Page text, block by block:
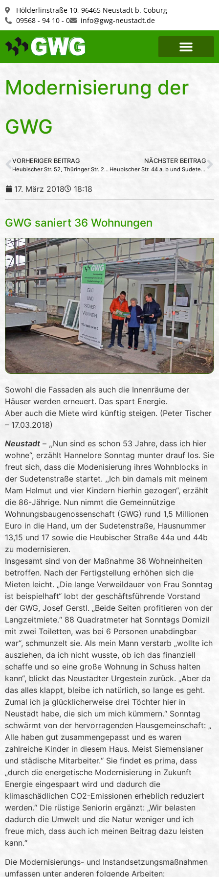
Hölderlinstraße 10, 96465 Neustadt b. Coburg
09568 - 94 10 - 0
info@gwg-neustadt.de
Modernisierung der
GWG
VORHERIGER BEITRAG
Heubischer Str. 52, Thüringer Str. 21,23 und Sudetenstr. 4/6
NÄCHSTER BEITRAG
Heubischer Str. 44 a, b und Sudetenstr. 13,15 und 17
17. März 2018 18:18
GWG saniert 36 Wohnungen
Sowohl die Fassaden als auch die Innenräume der
Häuser werden erneuert. Das spart Energie.
Aber auch die Miete wird künftig steigen. (Peter Tischer
– 17.03.2018)
Neustadt – ,,Nun sind es schon 53 Jahre, dass ich hier
wohne“, erzählt Hannelore Sonntag munter drauf los. Sie
freut sich, dass die Modenisierung ihres Wohnblocks in
der Sudetenstraße startet. ,,Ich bin damals mit meinem
Mam Helmut und vier Kindern hierhin gezogen“, erzählt
die 86-Jährige. Nun nimmt die Gemeinnützige
Wohnungsbaugenossenschaft (GWG) rund 1,5 Millionen
Euro in die Hand, um der Sudetenstraße, Hausnummer
13,15 und 17 sowie die Heubischer Straße 44a und 44b
zu modernisieren.
Insgesamt sind von der Maßnahme 36 Wohneinheiten
betroffen. Nach der Fertigstellung erhöhen sich die
Mieten leicht. „Die lange Verweildauer von Frau Sonntag
ist beispielhaft“ lobt der geschäftsführende Vorstand
der GWG, Josef Gerstl. „Beide Seiten profitieren von der
Langzeitmiete.“ 88 Quadratmeter hat Sonntags Domizil
mit zwei Toiletten, was bei 6 Personen unabdingbar
war“, schmunzelt sie. Als mein Mann verstarb „wollte ich
ausziehen, da ich nicht wusste, ob ich das finanziell
schaffe und so eine große Wohnung in Schuss halten
kann“, blickt das Neustadter Urgestein zurück. „Aber da
das alles klappt, bleibe ich natürlich, so lange es geht.
Zumal ich ja glücklicherweise drei Töchter hier in
Neustadt habe, die sich um mich kümmern.“ Sonntag
schwärmt von der hervorragenden Hausgemeinschaft: „
Alle haben gut zusammengepasst und es waren
zahlreiche Kinder in diesem Haus. Meist Siemensianer
und städische Mitarbeiter.“ Sie findet es prima, dass
„durch die energetische Modernisierung in Zukunft
Energie eingespaart wird und dadurch die
klimaschädlichen CO2-Emissionen erheblich reduziert
werden.“ Die rüstige Seniorin ergänzt: „Wir belasten
dadurch die Umwelt und die Natur weniger und ich
freue mich, dass auch ich meinen Beitrag dazu leisten
kann.“
Die Modernisierungs- und Instandsetzungsmaßnahmen
umfassen unter anderen folgende Arbeiten: